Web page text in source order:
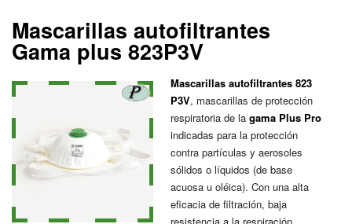
Mascarillas autofiltrantes
Gama plus 823P3V
Mascarillas autofiltrantes 823
P3V, mascarillas de protección
respiratoria de la gama Plus Pro
indicadas para la protección
contra partículas y aerosoles
sólidos o líquidos (de base
acuosa u oléica). Con una alta
eficacia de filtración, baja